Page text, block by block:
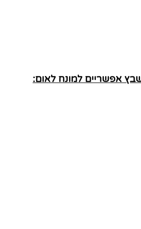
אפשריים למונח לאום: